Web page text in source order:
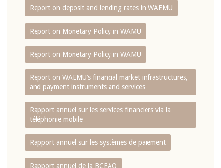
Report on deposit and lending rates in WAEMU
Report on Monetary Policy in WAMU
Report on Monetary Policy in WAMU
Report on WAEMU’s financial market infrastructures,
and payment instruments and services
Rapport annuel sur les services financiers via la
téléphonie mobile
Rapport annuel sur les systèmes de paiement
Rapport annuel de la BCEAO